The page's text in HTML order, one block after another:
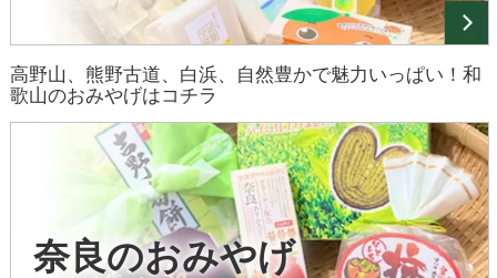
高野山、熊野古道、白浜、自然豊かで魅力いっぱい！和
歌山のおみやげはコチラ
奈良のおみやげ